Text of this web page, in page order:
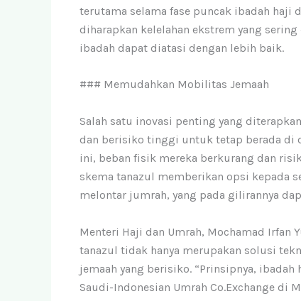
terutama selama fase puncak ibadah haji
diharapkan kelelahan ekstrem yang
ibadah dapat diatasi dengan lebih baik.
### Memudahkan Mobilitas Jemaah
Salah satu inovasi penting yang
dan berisiko tinggi untuk tetap berada di
ini, beban fisik mereka berkurang dan
skema tanazul memberikan opsi kepada
melontar jumrah, yang pada gilirannya
Menteri Haji dan Umrah, Mochamad Irfan
tanazul tidak hanya merupakan solusi
jemaah yang berisiko. “Prinsipnya,
Saudi-Indonesian Umrah Co.Exchange di